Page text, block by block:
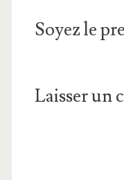
Soyez le
Laisser un